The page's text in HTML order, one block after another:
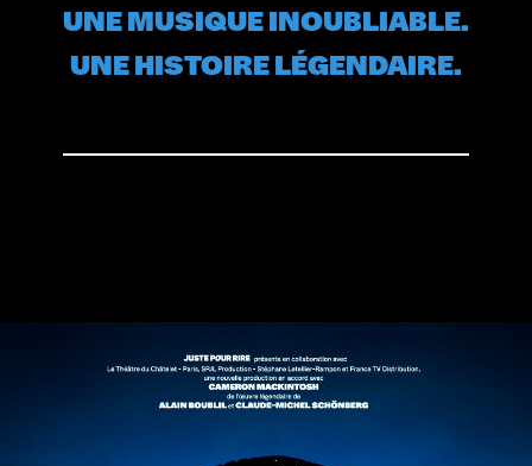
UNE MUSIQUE INOUBLIABLE.
UNE HISTOIRE LÉGENDAIRE.